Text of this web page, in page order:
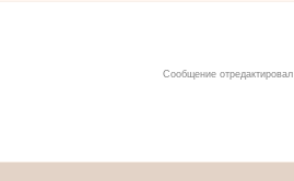
Сообщение отредактировал